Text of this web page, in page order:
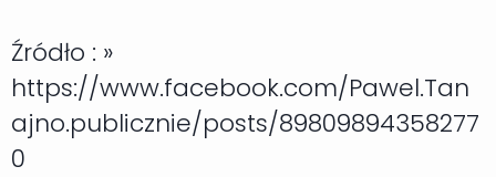
Źródło : »
https://www.facebook.com/Pawel.Tan
ajno.publicznie/posts/89809894358277
0